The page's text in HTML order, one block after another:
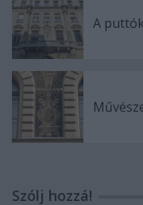
A
Szólj hozzá!